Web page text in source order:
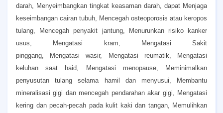
darah, Menyeimbangkan tingkat keasaman darah, dapat Menjaga
keseimbangan cairan tubuh, Mencegah osteoporosis atau keropos
tulang, Mencegah penyakit jantung, Menurunkan risiko kanker
usus, Mengatasi kram, Mengatasi Sakit
pinggang, Mengatasi wasir, Mengatasi reumatik, Mengatasi
keluhan saat haid, Mengatasi menopause, Meminimalkan
penyusutan tulang selama hamil dan menyusui, Membantu
mineralisasi gigi dan mencegah pendarahan akar gigi, Mengatasi
kering dan pecah-pecah pada kulit kaki dan tangan, Memulihkan